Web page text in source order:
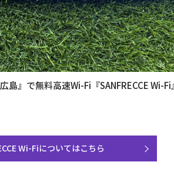
』で無料高速Wi-Fi『SANFRECCE Wi-
Wi-Fiについてはこちら